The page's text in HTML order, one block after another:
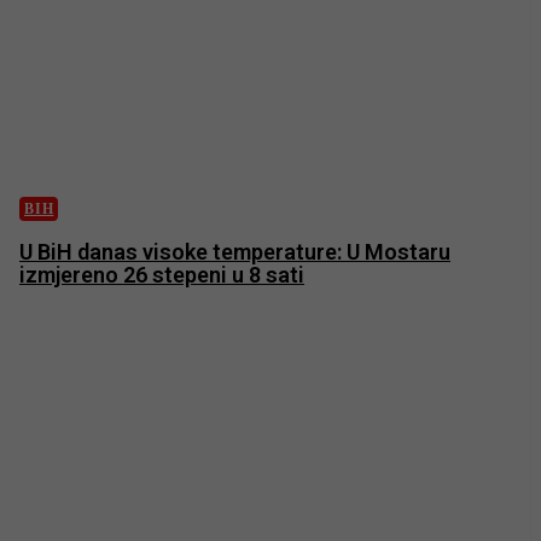
BIH
U BiH danas visoke temperature: U Mostaru
izmjereno 26 stepeni u 8 sati